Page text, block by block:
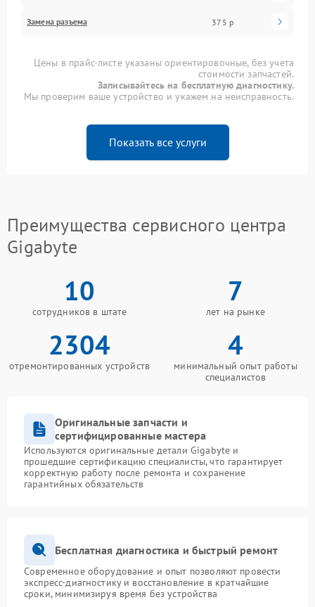
Замена разъема 375 р
Цены в прайс-листе указаны ориентировочные, без учета
стоимости запчастей.
Записывайтесь на бесплатную диагностику.
Мы проверим ваше устройство и укажем на неисправность.
Показать все услуги
Преимущества сервисного центра
Gigabyte
10
сотрудников в штате
7
лет на рынке
2304
отремонтированных устройств
4
минимальный опыт работы
специалистов
Оригинальные запчасти и
сертифицированные мастера
Используются оригинальные детали Gigabyte и
прошедшие сертификацию специалисты, что гарантирует
корректную работу после ремонта и сохранение
гарантийных обязательств
Бесплатная диагностика и быстрый ремонт
Современное оборудование и опыт позволяют провести
экспресс-диагностику и восстановление в кратчайшие
сроки, минимизируя время без устройства